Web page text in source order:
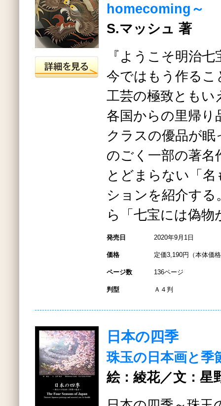
homecoming～
S.マッシュ 著
『ようこそ明治
今ではもう作る
工芸の極致ともい
各国からの里帰り
クラスの優品が
のごく一部の著名
とどまらない「
ションを紹介する
ら「七宝には偽
発売日 2020年9月1日
価格 定価3,190円（本体価
ページ数 136ページ
判型 Ａ４判
日本の四季
珠玉の日本画と季
絵：綾花／文：